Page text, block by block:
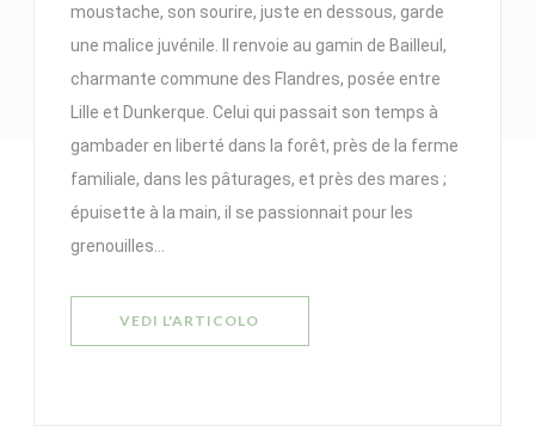
moustache, son sourire, juste en dessous, garde
une malice juvénile. Il renvoie au gamin de Bailleul,
charmante commune des Flandres, posée entre
Lille et Dunkerque. Celui qui passait son temps à
gambader en liberté dans la forêt, près de la ferme
familiale, dans les pâturages, et près des mares ;
épuisette à la main, il se passionnait pour les
grenouilles…
VEDI L'ARTICOLO